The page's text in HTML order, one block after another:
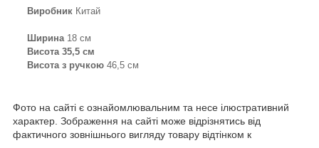
Виробник Китай
Ширина 18 см
Висота 35,5 см
Висота з ручкою 46,5 см
Фото на сайті є ознайомлювальним та несе ілюстративний
характер. Зображення на сайті може відрізнятись від
фактичного зовнішнього вигляду товару відтінком к